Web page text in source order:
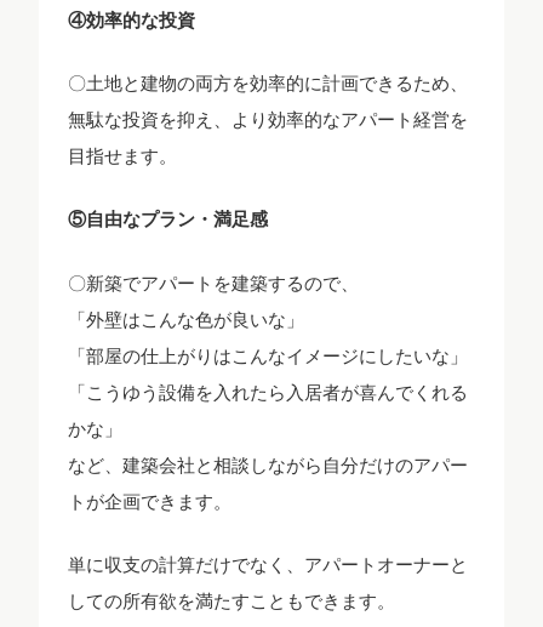
④効率的な投資
〇土地と建物の両方を効率的に計画できるため、
無駄な投資を抑え、より効率的なアパート経営を
目指せます。
⑤自由なプラン・満足感
〇新築でアパートを建築するので、
「外壁はこんな色が良いな」
「部屋の仕上がりはこんなイメージにしたいな」
「こうゆう設備を入れたら入居者が喜んでくれる
かな」
など、建築会社と相談しながら自分だけのアパー
トが企画できます。
単に収支の計算だけでなく、アパートオーナーと
しての所有欲を満たすこともできます。